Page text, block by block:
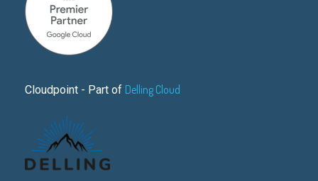
Cloudpoint - Part of Delling Cloud